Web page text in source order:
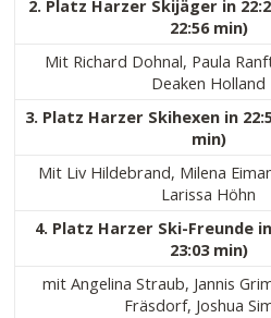
2. Platz Harzer Skijäger in
22:56 min)
Mit Richard Dohnal, Paula
Deaken Holland
3. Platz Harzer Skihexen in
min)
Mit Liv Hildebrand, Milena
Larissa Höhn
4. Platz Harzer Ski-Freunde
23:03 min)
mit Angelina Straub, Jannis
Fräsdorf, Joshua